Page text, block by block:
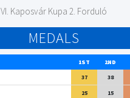
VI. Kaposvár Kupa 2. Forduló
MEDALS
1ST 2ND
37 38
25 15